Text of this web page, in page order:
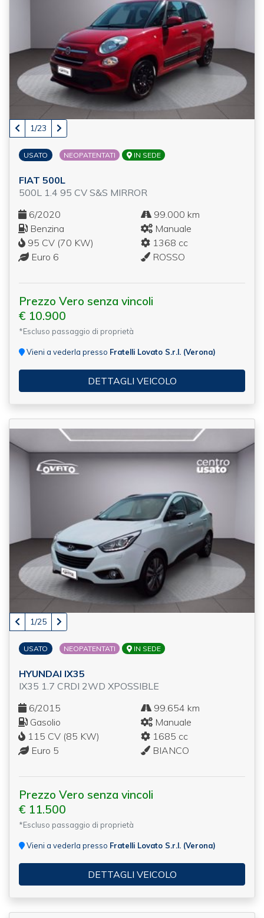
1/23
USATO NEOPATENTATI IN SEDE
FIAT 500L
500L 1.4 95 CV S&S MIRROR
6/2020
99.000 km
Benzina
Manuale
95 CV (70 KW)
1368 cc
Euro 6
ROSSO
Prezzo Vero senza vincoli
€ 10.900
*Escluso passaggio di proprietà
Vieni a vederla presso Fratelli Lovato S.r.l. (Verona)
DETTAGLI VEICOLO
1/25
USATO NEOPATENTATI IN SEDE
HYUNDAI IX35
IX35 1.7 CRDI 2WD XPOSSIBLE
6/2015
99.654 km
Gasolio
Manuale
115 CV (85 KW)
1685 cc
Euro 5
BIANCO
Prezzo Vero senza vincoli
€ 11.500
*Escluso passaggio di proprietà
Vieni a vederla presso Fratelli Lovato S.r.l. (Verona)
DETTAGLI VEICOLO